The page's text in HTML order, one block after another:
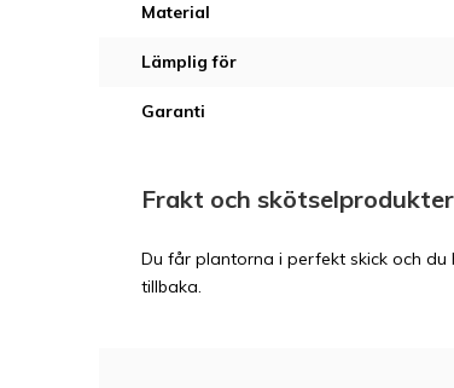
Material
Lämplig för
Garanti
Frakt och skötselprodukter
Du får plantorna i perfekt skick och
tillbaka.